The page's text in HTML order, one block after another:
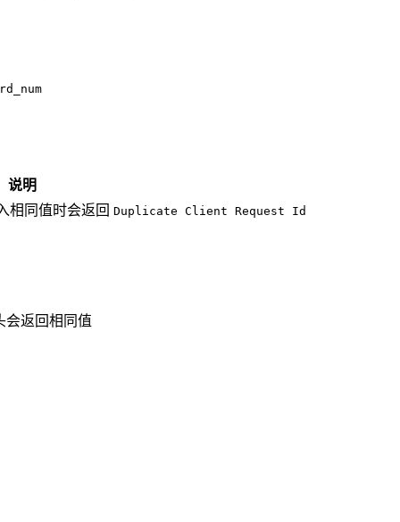
说明
相同值时会返回 Duplicate Client Request Id
会返回相同值